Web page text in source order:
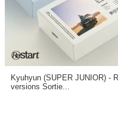
Kyuhyun (SUPER JUNIOR) -
versions Sortie...